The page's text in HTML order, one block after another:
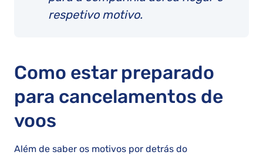
respetivo motivo.
Como estar preparado
para cancelamentos de
voos
Além de saber os motivos por detrás do